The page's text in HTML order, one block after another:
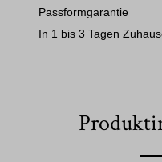
Passformgarantie
In 1 bis 3 Tagen